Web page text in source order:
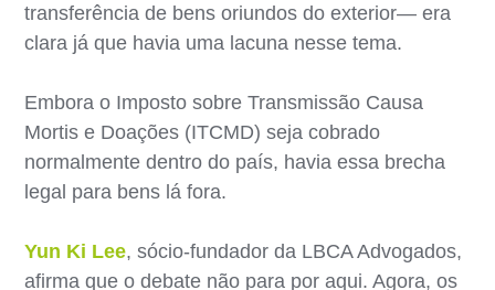
transferência de bens oriundos do exterior— era
clara já que havia uma lacuna nesse tema.
Embora o Imposto sobre Transmissão Causa
Mortis e Doações (ITCMD) seja cobrado
normalmente dentro do país, havia essa brecha
legal para bens lá fora.
Yun Ki Lee, sócio-fundador da LBCA Advogados,
afirma que o debate não para por aqui. Agora, os